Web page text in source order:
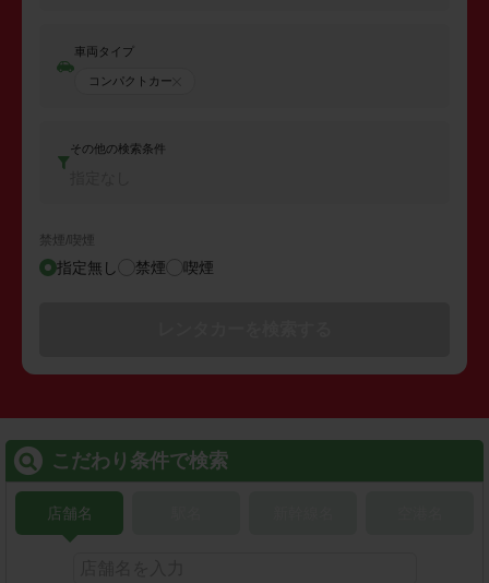
車両タイプ
コンパクトカー
その他の検索条件
禁煙/喫煙
指定無し 禁煙 喫煙
こだわり条件で検索
店舗名